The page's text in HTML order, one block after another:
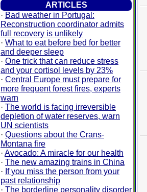
ARTICLES
· Bad weather in Portugal:
Reconstruction coordinator admits
full recovery is unlikely
· What to eat before bed for better
and deeper sleep
· One trick that can reduce stress
and your cortisol levels by 23%
· Central Europe must prepare for
more frequent forest fires, experts
warn
· The world is facing irreversible
depletion of water reserves, warn
UN scientists
· Questions about the Crans-
Montana fire
· Avocado: A miracle for our health
· The new amazing trains in China
· If you miss the person from your
past relationship
· The borderline personality disorder